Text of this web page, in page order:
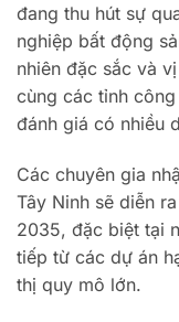
đang thu hút sự
nghiệp bất động
nhiên đặc sắc và
cùng các tỉnh
đánh giá có nhiều
Các chuyên gia
Tây Ninh sẽ diễn
2035, đặc biệt tại
tiếp từ các dự án
thị quy mô lớn.